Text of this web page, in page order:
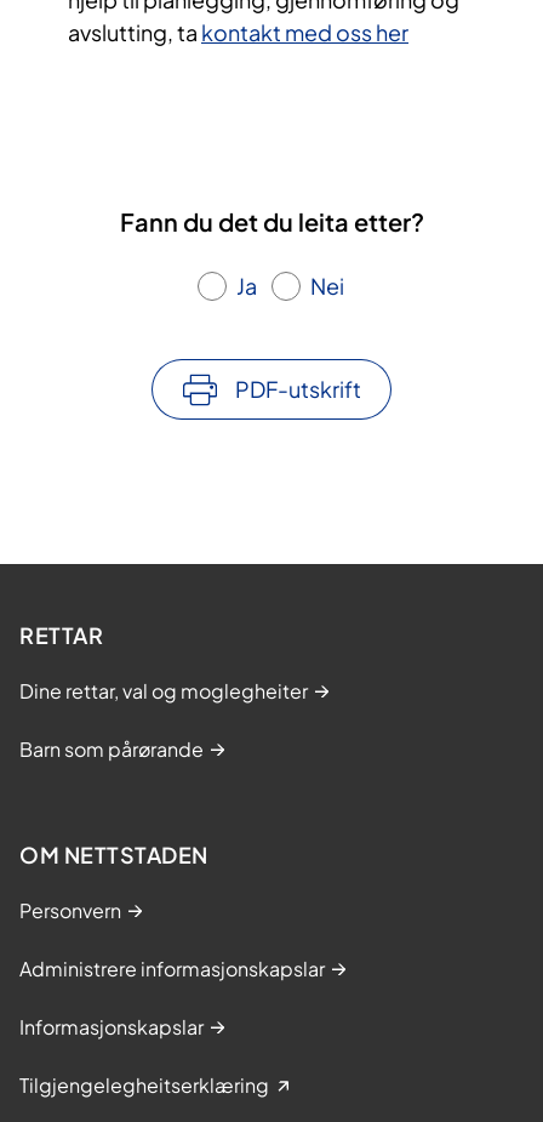
avslutting, ta kontakt med oss her
Fann du det du leita etter?
Ja Nei
PDF-utskrift
RETTAR
Dine rettar, val og moglegheiter
Barn som pårørande
OM NETTSTADEN
Personvern
Administrere informasjonskapslar
Informasjonskapslar
Tilgjengelegheitserklæring